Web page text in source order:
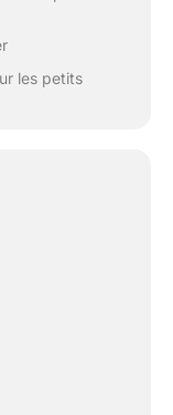
les petits